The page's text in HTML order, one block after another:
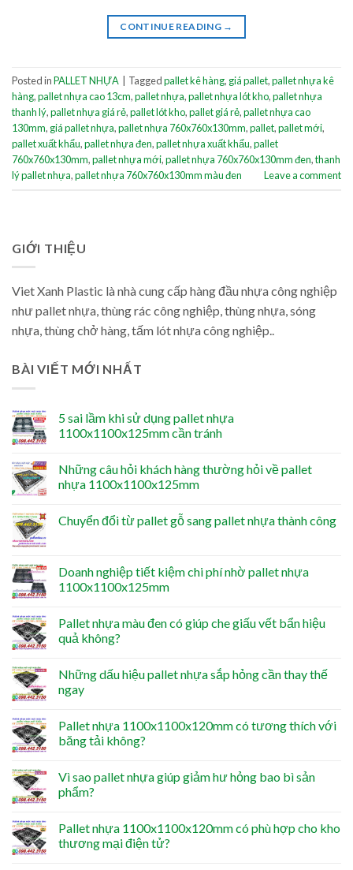
CONTINUE READING →
Posted inPALLET NHỰA Taggedpallet kê hàng, giá pallet,pallet nhựa kê
hàng,pallet nhựa cao 13cm,pallet nhựa,pallet nhựa lót kho,pallet nhựa
thanh lý,pallet nhựa giá rẻ,pallet lót kho,pallet giá rẻ,pallet nhựa cao
130mm, giá pallet nhựa,pallet nhựa 760x760x130mm,pallet,pallet mới,
pallet xuất khẩu,pallet nhựa đen,pallet nhựa xuất khẩu,pallet
760x760x130mm,pallet nhựa mới,pallet nhựa 760x760x130mm đen,thanh
lý pallet nhựa,pallet nhựa 760x760x130mm màu đen Leave a comment
GIỚI THIỆU
Viet Xanh Plastic là nhà cung cấp hàng đầu nhựa công nghiệp
như pallet nhựa, thùng rác công nghiệp, thùng nhựa, sóng
nhựa, thùng chở hàng, tấm lót nhựa công nghiệp..
BÀI VIẾT MỚI NHẤT
5 sai lầm khi sử dụng pallet nhựa
1100x1100x125mm cần tránh
Những câu hỏi khách hàng thường hỏi về pallet
nhựa 1100x1100x125mm
Chuyển đổi từ pallet gỗ sang pallet nhựa thành công
Doanh nghiệp tiết kiệm chi phí nhờ pallet nhựa
1100x1100x125mm
Pallet nhựa màu đen có giúp che giấu vết bẩn hiệu
quả không?
Những dấu hiệu pallet nhựa sắp hỏng cần thay thế
ngay
Pallet nhựa 1100x1100x120mm có tương thích với
băng tải không?
Vì sao pallet nhựa giúp giảm hư hỏng bao bì sản
phẩm?
Pallet nhựa 1100x1100x120mm có phù hợp cho kho
thương mại điện tử?